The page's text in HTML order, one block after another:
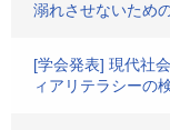
溺れさせないため
[学会発表] 現代社
ィアリテラシーの